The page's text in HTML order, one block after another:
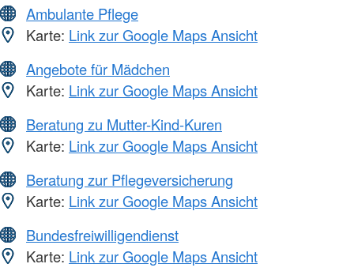
Ambulante Pflege
Karte: Link zur Google Maps Ansicht
Angebote für Mädchen
Karte: Link zur Google Maps Ansicht
Beratung zu Mutter-Kind-Kuren
Karte: Link zur Google Maps Ansicht
Beratung zur Pflegeversicherung
Karte: Link zur Google Maps Ansicht
Bundesfreiwilligendienst
Karte: Link zur Google Maps Ansicht